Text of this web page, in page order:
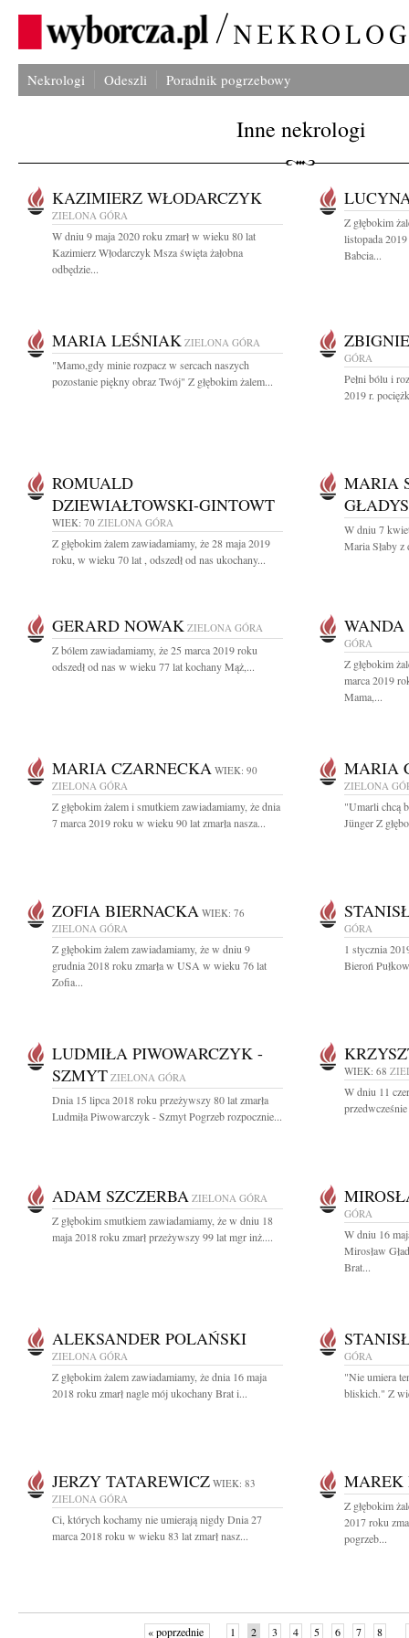
Nekrologi Odeszli Poradnik pogrzebowy
Inne nekrologi
KAZIMIERZ WŁODARCZYK
ZIELONA GÓRA
W dniu 9 maja 2020 roku zmarł w wieku 80 lat
Kazimierz Włodarczyk Msza święta żałobna
odbędzie...
Z głębokim
listopada
Babcia...
MARIA LEŚNIAK ZIELONA GÓRA
"Mamo,gdy minie rozpacz w sercach naszych
pozostanie piękny obraz Twój" Z głębokim żalem...
GÓRA
Pełni bólu i
2019 r.
ROMUALD
DZIEWIAŁTOWSKI-GINTOWT
WIEK: 70 ZIELONA GÓRA
Z głębokim żalem zawiadamiamy, że 28 maja 2019
roku, w wieku 70 lat , odszedł od nas ukochany...
MARIA
W dniu 7
Maria Słaby z
GERARD NOWAK ZIELONA GÓRA
Z bólem zawiadamiamy, że 25 marca 2019 roku
odszedł od nas w wieku 77 lat kochany Mąż,...
WANDA
GÓRA
Z głębokim
marca 2019
Mama,...
MARIA CZARNECKA WIEK: 90
ZIELONA GÓRA
Z głębokim żalem i smutkiem zawiadamiamy, że dnia
7 marca 2019 roku w wieku 90 lat zmarła nasza...
MARIA
ZIELONA
"Umarli chcą
Jünger Z
ZOFIA BIERNACKA WIEK: 76
ZIELONA GÓRA
Z głębokim żalem zawiadamiamy, że w dniu 9
grudnia 2018 roku zmarła w USA w wieku 76 lat
Zofia...
GÓRA
1 stycznia
Bieroń
LUDMIŁA PIWOWARCZYK -
SZMYT ZIELONA GÓRA
Dnia 15 lipca 2018 roku przeżywszy 80 lat zmarła
Ludmiła Piwowarczyk - Szmyt Pogrzeb rozpocznie...
WIEK: 68
W dniu 11
ADAM SZCZERBA ZIELONA GÓRA
Z głębokim smutkiem zawiadamiamy, że w dniu 18
maja 2018 roku zmarł przeżywszy 99 lat mgr inż....
GÓRA
W dniu 16
Mirosław
Brat...
ALEKSANDER POLAŃSKI
ZIELONA GÓRA
Z głębokim żalem zawiadamiamy, że dnia 16 maja
2018 roku zmarł nagle mój ukochany Brat i...
GÓRA
"Nie umiera
bliskich." Z
JERZY TATAREWICZ WIEK: 83
ZIELONA GÓRA
Ci, których kochamy nie umierają nigdy Dnia 27
marca 2018 roku w wieku 83 lat zmarł nasz...
MAREK
Z głębokim
2017 roku
pogrzeb...
« poprzednie 1 2 3 4 5 6 7 8